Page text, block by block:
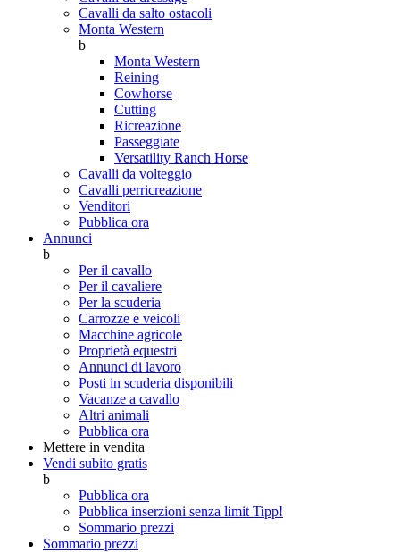
Cavalli da salto ostacoli
Monta Western
b
Monta Western
Reining
Cowhorse
Cutting
Ricreazione
Passeggiate
Versatility Ranch Horse
Cavalli da volteggio
Cavalli perricreazione
Venditori
Pubblica ora
Annunci
b
Per il cavallo
Per il cavaliere
Per la scuderia
Carrozze e veicoli
Macchine agricole
Proprietà equestri
Annunci di lavoro
Posti in scuderia disponibili
Vacanze a cavallo
Altri animali
Pubblica ora
Mettere in vendita
Vendi subito gratis
b
Pubblica ora
Pubblica inserzioni senza limit Tipp!
Sommario prezzi
Sommario prezzi